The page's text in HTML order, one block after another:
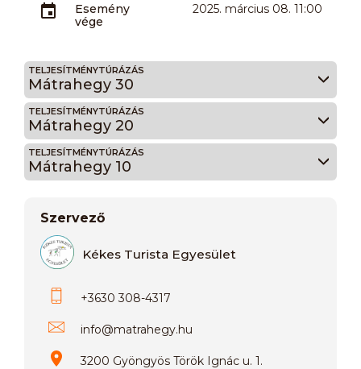
Esemény
vége
2025. március 08. 11:00
TELJESÍTMÉNYTÚRÁZÁS
Mátrahegy 30
TELJESÍTMÉNYTÚRÁZÁS
Mátrahegy 20
TELJESÍTMÉNYTÚRÁZÁS
Mátrahegy 10
Szervező
Kékes Turista Egyesület
+3630 308-4317
info@matrahegy.hu
3200 Gyöngyös Török Ignác u. 1.